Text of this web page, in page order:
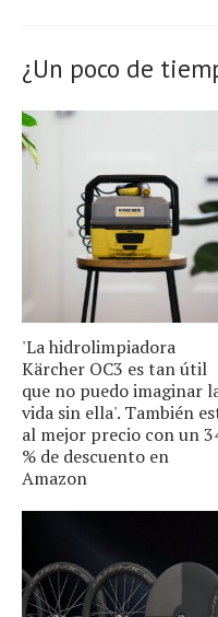
¿Un poco de
'La hidrolimpiadora
Kärcher OC3 es tan útil
que no puedo imaginar
vida sin ella'. También
al mejor precio con un
% de descuento en
Amazon